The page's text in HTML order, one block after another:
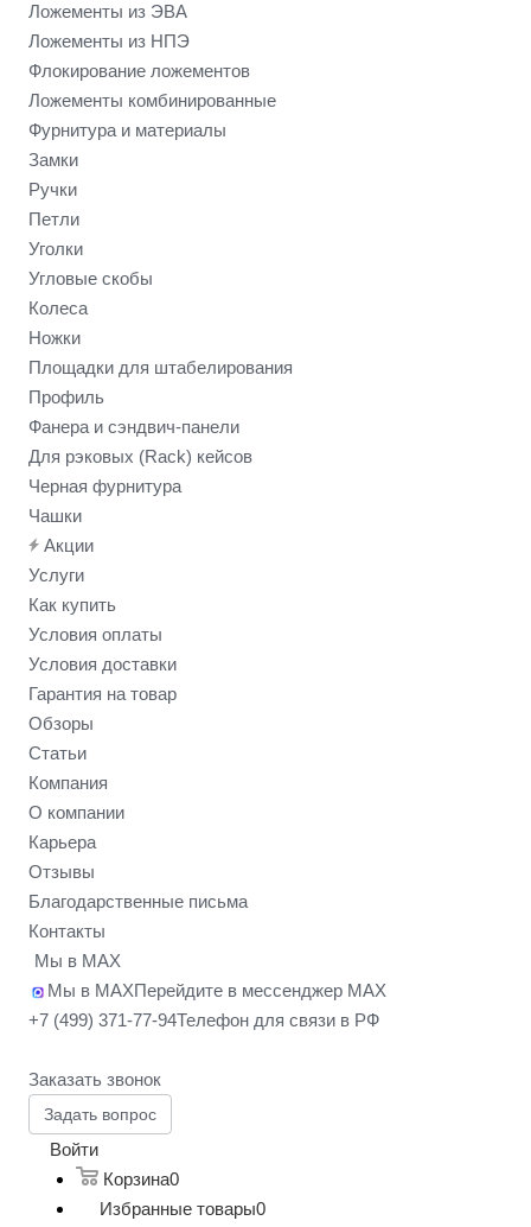
Ложементы из ЭВА
Ложементы из НПЭ
Флокирование ложементов
Ложементы комбинированные
Фурнитура и материалы
Замки
Ручки
Петли
Уголки
Угловые скобы
Колеса
Ножки
Площадки для штабелирования
Профиль
Фанера и сэндвич-панели
Для рэковых (Rack) кейсов
Черная фурнитура
Чашки
Акции
Услуги
Как купить
Условия оплаты
Условия доставки
Гарантия на товар
Обзоры
Статьи
Компания
О компании
Карьера
Отзывы
Благодарственные письма
Контакты
Мы в MAX
Мы в MAXПерейдите в мессенджер MAX
+7 (499) 371-77-94Телефон для связи в РФ
Заказать звонок
Задать вопрос
Войти
Корзина0
Избранные товары0